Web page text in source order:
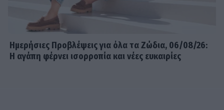
Ημερήσιες Προβλέψεις για όλα τα Ζώδια, 06/08/26:
Η αγάπη φέρνει ισορροπία και νέες ευκαιρίες